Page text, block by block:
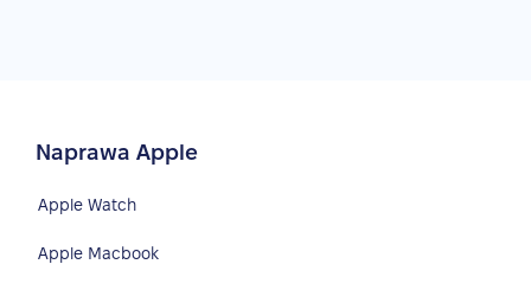
Naprawa Apple
Apple Watch
Apple Macbook